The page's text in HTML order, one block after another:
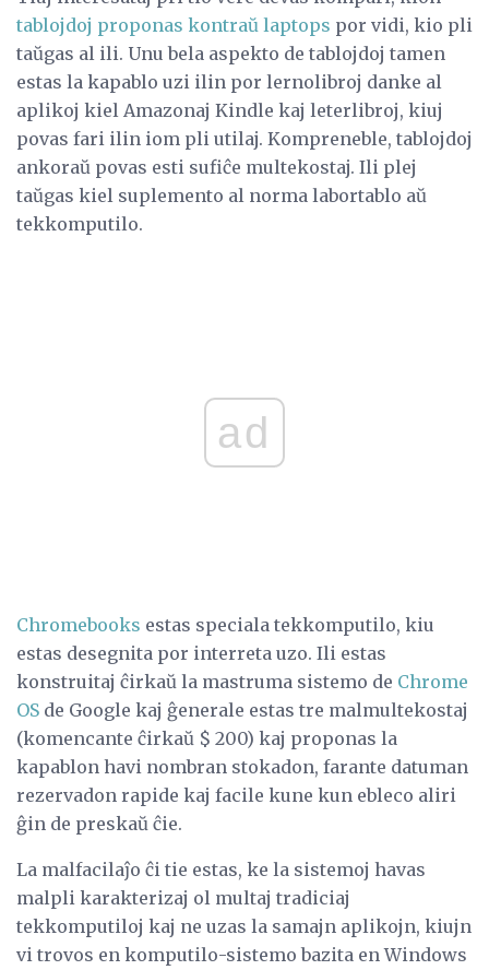
tablojdoj proponas kontraŭ laptops por vidi, kio pli
taŭgas al ili. Unu bela aspekto de tablojdoj tamen
estas la kapablo uzi ilin por lernolibroj danke al
aplikoj kiel Amazonaj Kindle kaj leterlibroj, kiuj
povas fari ilin iom pli utilaj. Kompreneble, tablojdoj
ankoraŭ povas esti sufiĉe multekostaj. Ili plej
taŭgas kiel suplemento al norma labortablo aŭ
tekkomputilo.
ad
Chromebooks estas speciala tekkomputilo, kiu
estas desegnita por interreta uzo. Ili estas
konstruitaj ĉirkaŭ la mastruma sistemo de Chrome
OS de Google kaj ĝenerale estas tre malmultekostaj
(komencante ĉirkaŭ $ 200) kaj proponas la
kapablon havi nombran stokadon, farante datuman
rezervadon rapide kaj facile kune kun ebleco aliri
ĝin de preskaŭ ĉie.
La malfacilaĵo ĉi tie estas, ke la sistemoj havas
malpli karakterizaj ol multaj tradiciaj
tekkomputiloj kaj ne uzas la samajn aplikojn, kiujn
vi trovos en komputilo-sistemo bazita en Windows